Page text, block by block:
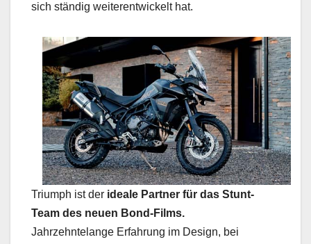
sich ständig weiterentwickelt hat.
Triumph ist der ideale Partner für das Stunt-
Team des neuen Bond-Films.
Jahrzehntelange Erfahrung im Design, bei